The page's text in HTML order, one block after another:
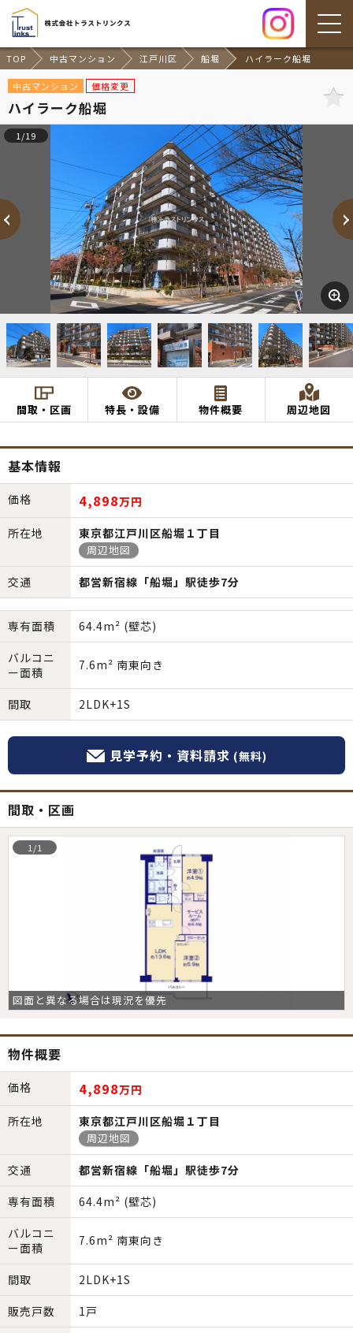
TOP 中古マンション 江戸川区 船堀 ハイラーク船堀
中古マンション 価格変更
ハイラーク船堀
1/19
間取・区画 特長・設備 物件概要 周辺地図
基本情報
価格 4,898万円
所在地
東京都江戸川区船堀１丁目
周辺地図
交通 都営新宿線「船堀」駅徒歩7分
専有面積
64.4m² (壁芯)
バルコニ
ー面積
7.6m² 南東向き
間取 2LDK+1S
見学予約・資料請求 (無料)
間取・区画
図面と異なる場合は現況を優先
1/1
物件概要
価格 4,898万円
所在地
東京都江戸川区船堀１丁目
周辺地図
交通
都営新宿線「船堀」駅徒歩7分
専有面積
64.4m² (壁芯)
バルコニ
ー面積
7.6m² 南東向き
間取
2LDK+1S
販売戸数
1戸